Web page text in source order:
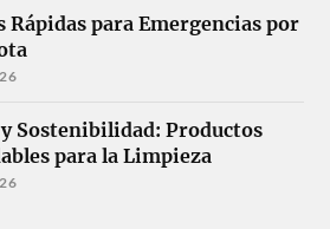
Rápidas para Emergencias por
Sostenibilidad: Productos
para la Limpieza